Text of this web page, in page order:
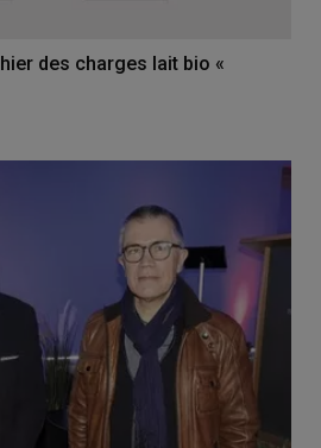
des charges lait bio «